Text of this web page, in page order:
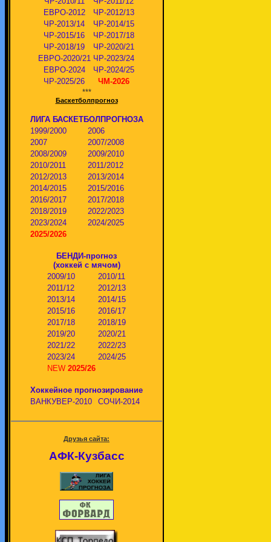
ЕВРО-2012
ЧР-2012/13
ЧР-2013/14
ЧР-2014/15
ЧР-2015/16
ЧР-2017/18
ЧР-2018/19
ЧР-2020/21
ЕВРО-2020/21 ЧР-2023/24
ЕВРО-2024
ЧР-2024/25
ЧР-2025/26
ЧМ-2026
***
Баскетболпрогноз
ЛИГА БАСКЕТБОЛПРОГНОЗА
1999/2000
2006
2007
2007/2008
2008/2009
2009/2010
2010/2011
2011/2012
2012/2013
2013/2014
2014/2015
2015/2016
2016/2017
2017/2018
2018/2019
2022/2023
2023/2024
2024/2025
2025/2026
БЕНДИ-прогноз
(хоккей с мячом)
2009/10
2010/11
2011/12
2012/13
2013/14
2014/15
2015/16
2016/17
2017/18
2018/19
2019/20
2020/21
2021/22
2022/23
2023/24
2024/25
NEW 2025/26
Хоккейное прогнозирование
ВАНКУВЕР-2010
СОЧИ-2014
Друзья сайта:
АФК-Кузбасс